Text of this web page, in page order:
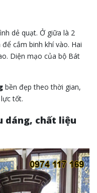
dẻ quạt. Ở giữa là 2
cắm binh khí vào. Hai
Diện mạo của bộ Bát
bền đẹp theo thời gian,
tốt.
dáng, chất liệu